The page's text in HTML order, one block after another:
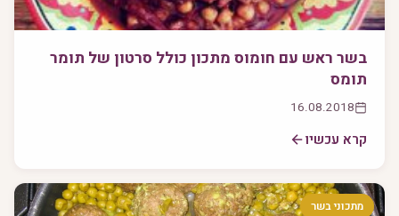
בשר ראש עם חומוס מתכון כולל סרטון של תומר
תומס
16.08.2018
קרא עכשיו
מתכוני בשר